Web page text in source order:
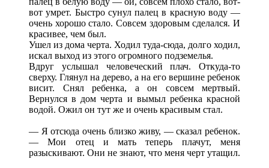
вот умрет. Быстро сунул палец в красную воду —
очень хорошо стало. Совсем здоровым сделался. И
красивее, чем был.
Ушел из дома черта. Ходил туда-сюда, долго ходил,
искал выход из этого огромного подземелья.
Вдруг услышал человеческий плач. Откуда-то
сверху. Глянул на дерево, а на его вершине ребенок
висит. Снял ребенка, а он совсем мертвый.
Вернулся в дом черта и вымыл ребенка красной
водой. Ожил он тут же и очень красивым стал.
— Я отсюда очень близко живу, — сказал ребенок.
— Мои отец и мать теперь плачут, меня
разыскивают. Они не знают, что меня черт утащил.